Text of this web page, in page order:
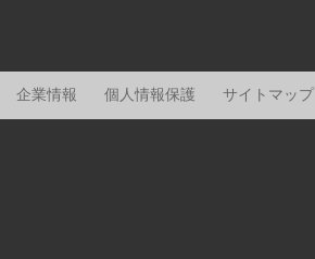
企業情報 個人情報保護 サイトマップ